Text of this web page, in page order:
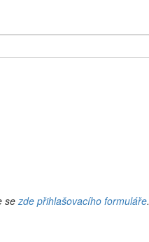
sezde přihlašovacího formuláře.